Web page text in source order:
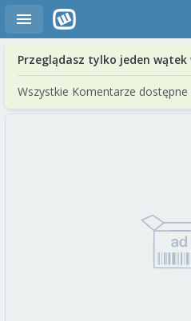
Przeglądasz tylko jeden wątek
Wszystkie Komentarze dostępne